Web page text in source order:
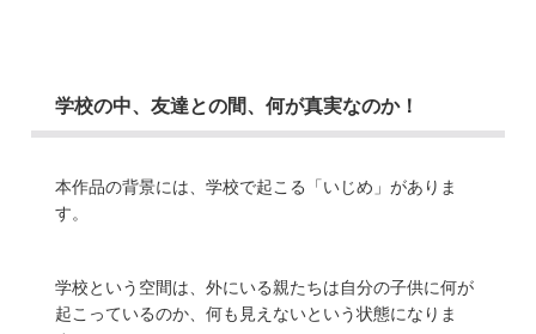
学校の中、友達との間、何が真実なのか！
本作品の背景には、学校で起こる「いじめ」がありま
す。
学校という空間は、外にいる親たちは自分の子供に何が
起こっているのか、何も見えないという状態になりま